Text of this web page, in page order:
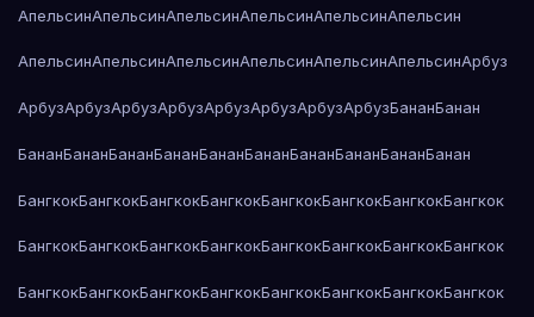
АпельсинАпельсинАпельсинАпельсинАпельсинАпельсин
АпельсинАпельсинАпельсинАпельсинАпельсинАпельсинАрбуз
АрбузАрбузАрбузАрбузАрбузАрбузАрбузАрбузБананБанан
БананБананБананБананБананБананБананБананБананБанан
БангкокБангкокБангкокБангкокБангкокБангкокБангкокБангкок
БангкокБангкокБангкокБангкокБангкокБангкокБангкокБангкок
БангкокБангкокБангкокБангкокБангкокБангкокБангкокБангкок